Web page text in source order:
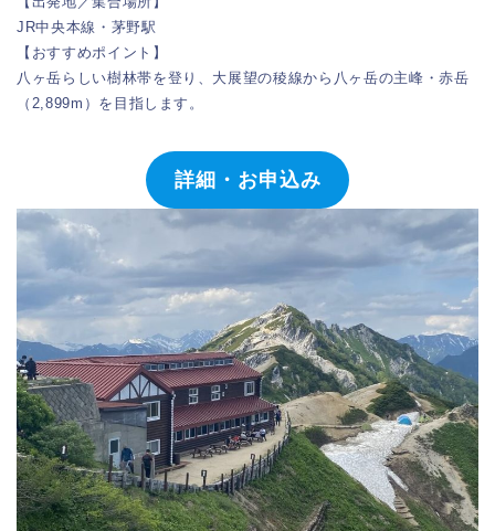
JR中央本線・茅野駅
【おすすめポイント】
八ヶ岳らしい樹林帯を登り、大展望の稜線から八ヶ岳の主峰・赤岳
（2,899m）を目指します。
詳細・お申込み